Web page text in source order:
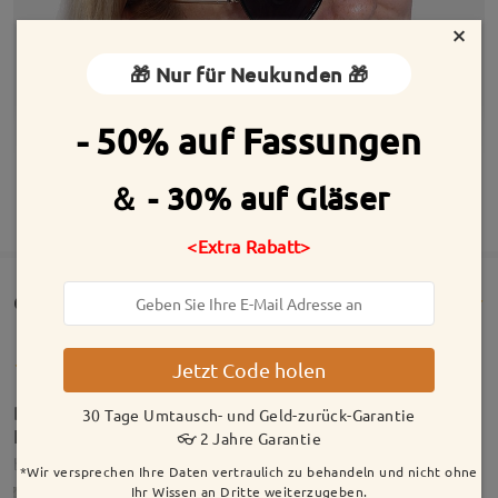
MEHR ANZEIGEN
Customer Reviews(157)
Bin super zufrieden. Super Qualität und auch
Lieferung ging recht schnell.
by Amisa🔮 on Jun 4 , 2026
×
🎁 Nur für Neukunden 🎁
- 50% auf Fassungen
＆ - 30% auf Gläser
<Extra Rabatt>
Jetzt Code holen
30 Tage Umtausch- und Geld-zurück-Garantie
👓 2 Jahre Garantie
*Wir versprechen Ihre Daten vertraulich zu behandeln und nicht ohne
Ihr Wissen an Dritte weiterzugeben.